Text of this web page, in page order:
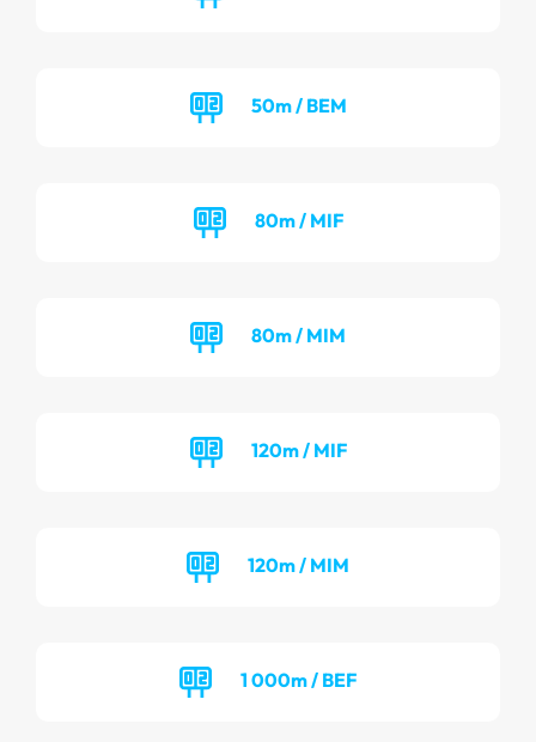
50m / BEM
80m / MIF
80m / MIM
120m / MIF
120m / MIM
1 000m / BEF